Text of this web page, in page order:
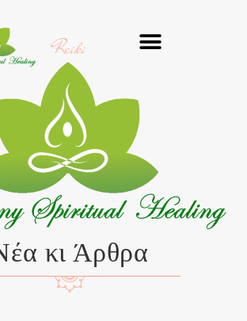
Reiki
κι Άρθρα